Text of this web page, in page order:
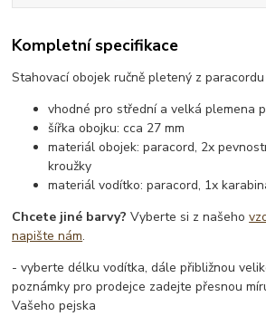
Kompletní specifikace
Stahovací obojek ručně pletený z
vhodné pro střední a velká plemena
šířka obojku: cca 27 mm
materiál obojek: paracord, 2x
kroužky
materiál vodítko: paracord, 1x
Chcete jiné barvy? Vyberte si z našeho
napište nám.
- vyberte délku vodítka, dále přibližnou
poznámky pro prodejce zadejte přesnou
Vašeho pejska